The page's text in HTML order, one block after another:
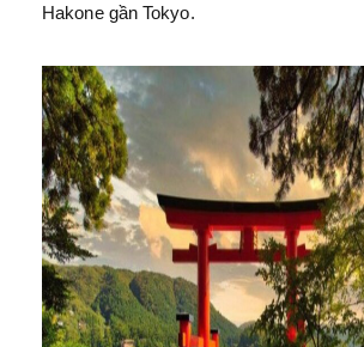
Hakone gần Tokyo.